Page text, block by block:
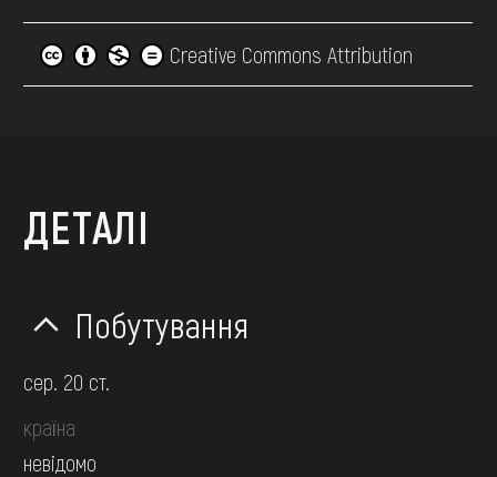
Creative Commons Attribution
ДЕТАЛІ
Побутування
сер. 20 ст.
країна
невідомо